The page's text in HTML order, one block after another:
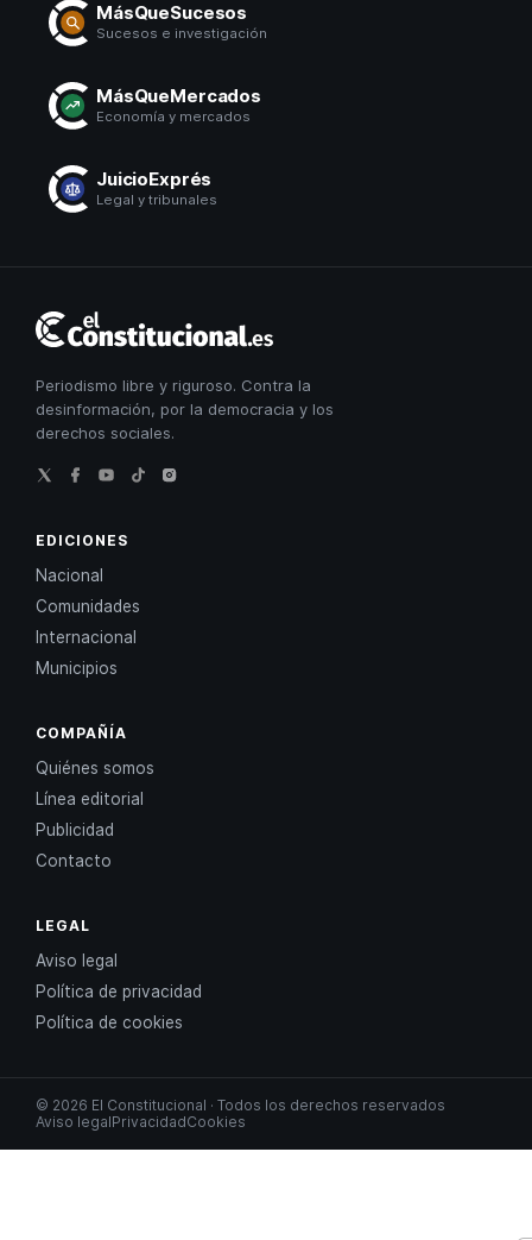
MásQueSucesos
Sucesos e investigación
MásQueMercados
Economía y mercados
JuicioExprés
Legal y tribunales
Constitucional
Periodismo libre y riguroso. Contra la
desinformación, por la democracia y los
derechos sociales.
EDICIONES
Nacional
Comunidades
Internacional
Municipios
COMPAÑÍA
Quiénes somos
Línea editorial
Publicidad
Contacto
LEGAL
Aviso legal
Política de privacidad
Política de cookies
© 2026 El Constitucional · Todos los derechos reservados
Aviso legalPrivacidadCookies